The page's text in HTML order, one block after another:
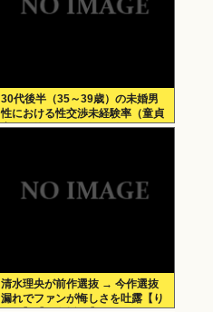
30代後半（35～39歳）の未婚男
性における性交渉未経験率（童貞
率）が約26%（4人に1人）
清水理央が前作選抜 → 今作選抜
漏れでファンが悔しさを吐露【り